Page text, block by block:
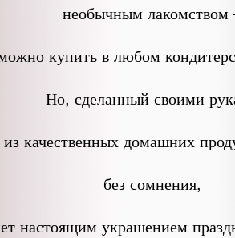
необычным лакомством
купить в любом
Но, сделанный своими
из качественных домашних
без сомнения,
настоящим украшением